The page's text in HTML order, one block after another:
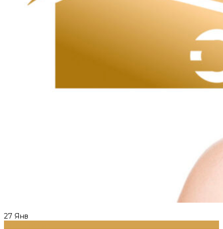
27 Янв